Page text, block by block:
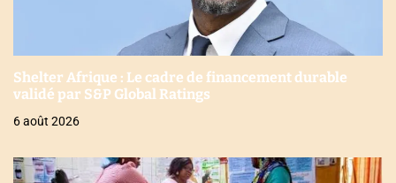
Shelter Afrique : Le cadre de financement durable
validé par S&P Global Ratings
6 août 2026